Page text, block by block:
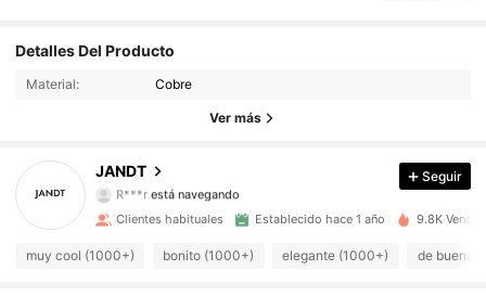
Detalles Del Producto
Material: Cobre
Ver más
JANDT
4,94 953 Seguidores
953 Seguidores
4,94 953 Seguidores
4,94
Seguir
Clientes habituales Establecido hace 1 año 9.8K
muy cool (1000+) bonito (1000+) elegante (1000+) de buena